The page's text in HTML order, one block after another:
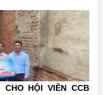
HỘI VIÊN CCB